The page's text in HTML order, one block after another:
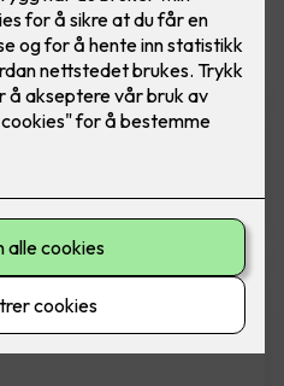
elbillader - Zaptec Go
Up
elbillader. Easee
er liten, smart og full av